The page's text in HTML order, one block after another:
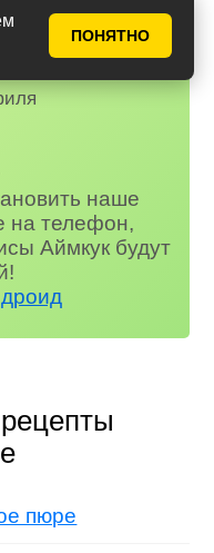
ПОНЯТНО
наше
на телефон,
Аймкук будут
пюре